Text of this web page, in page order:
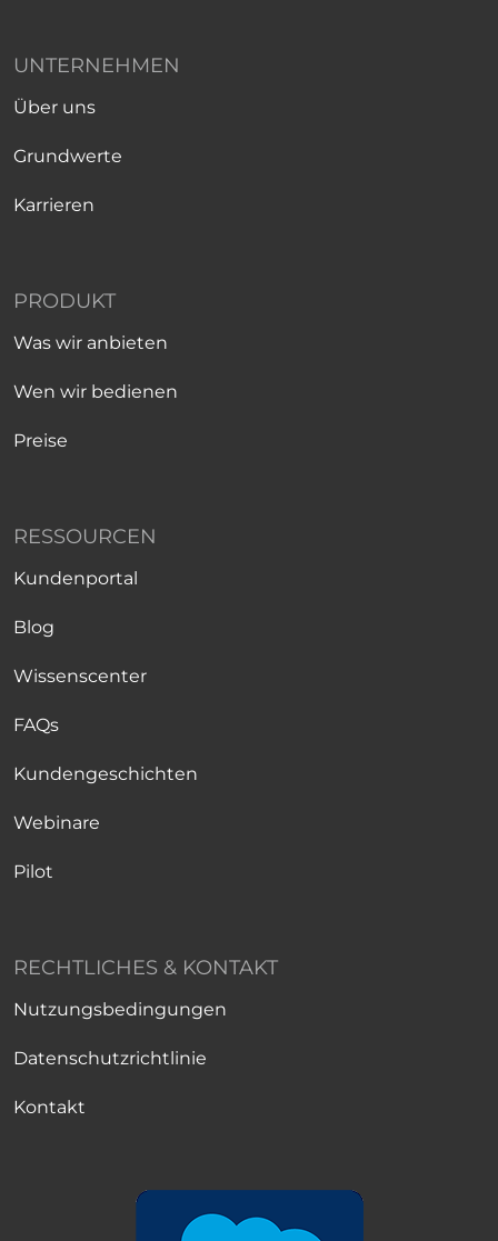
UNTERNEHMEN
Über uns
Grundwerte
Karrieren
PRODUKT
Was wir anbieten
Wen wir bedienen
Preise
RESSOURCEN
Kundenportal
Blog
Wissenscenter
FAQs
Kundengeschichten
Webinare
Pilot
RECHTLICHES & KONTAKT
Nutzungsbedingungen
Datenschutzrichtlinie
Kontakt